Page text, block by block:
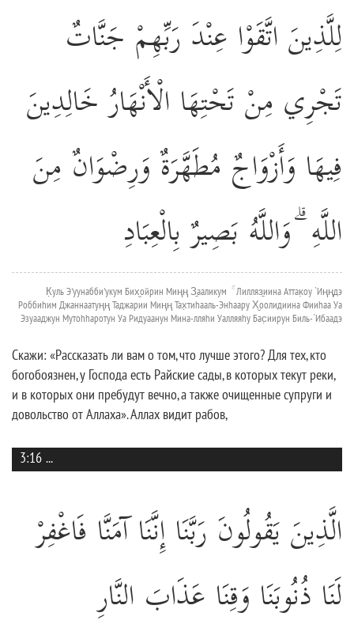
لِلَّذِينَ اتَّقَوْا عِنْدَ رَبِّهِمْ جَنَّاتٌ
تَجْرِي مِنْ تَحْتِهَا الْأَنْهَارُ خَالِدِينَ
فِيهَا وَأَزْوَاجٌ مُطَهَّرَةٌ وَرِضْوَانٌ مِنَ
اللَّهِ ۗ وَاللَّهُ بَصِيرٌ بِالْعِبَادِ
К̣уль Э'уунабби'укум Бих̮ойрин Миңң З̱ааликум ۚ Лилляз̱иина Аттак̣оу `Иңңдэ
Роббиhим Джаннаатуңң Таджарии Миңң Тах̣тиhааль-Энhаару Х̮оолидиина Фииhаа Уа
Эзуааджун Мутоhhаротун Уа Ридуаанун Мина-лляhи Уалляяhу Бас̣иирун Биль-`Ибаадэ
Скажи: «Рассказать ли вам о том, что лучше этого? Для тех, кто
богобоязнен, у Господа есть Райские сады, в которых текут реки,
и в которых они пребудут вечно, а также очищенные супруги и
довольство от Аллаха». Аллах видит рабов,
3:16 ...
الَّذِينَ يَقُولُونَ رَبَّنَا إِنَّنَا آمَنَّا فَاغْفِرْ
لَنَا ذُنُوبَنَا وَقِنَا عَذَابَ النَّارِ